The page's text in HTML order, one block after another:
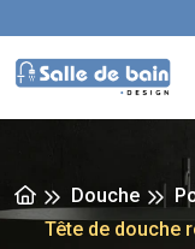
Douche
Tête de douche